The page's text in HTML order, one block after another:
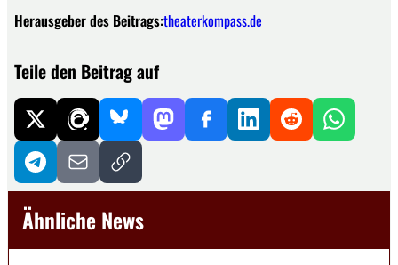
Herausgeber des Beitrags:theaterkompass.de
Teile den Beitrag auf
Ähnliche News